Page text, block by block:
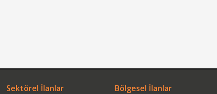
Sektörel İlanlar Bölgesel İlanlar